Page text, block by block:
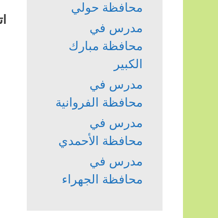
محافظة حولي
مدرس في
محافظة مبارك
الكبير
مدرس في
محافظة الفروانية
مدرس في
محافظة الأحمدي
مدرس في
محافظة الجهراء